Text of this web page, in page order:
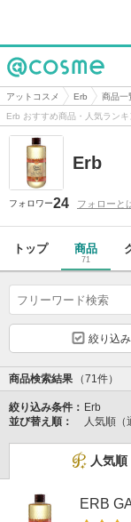
@cosme
アットコスメ Erb
商品一
Erb おすすめ商品・人気ランキ
Erb
フォロワー24 フォローと
トップ 商品
71
絞り込み
商品検索結果 （71件）
絞り込み条件： Erb
並び替え順：
人気順（
人気順
ERB